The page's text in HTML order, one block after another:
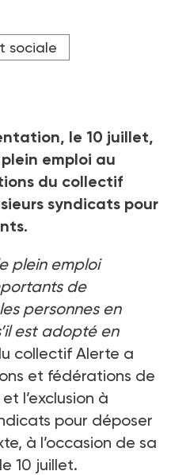
entend lutter contre la
/ AFP
sociale
le 10 juillet,
emploi au
du collectif
syndicats pour
plein emploi
de
personnes en
est adopté en
collectif Alerte a
et fédérations de
l’exclusion à
pour déposer
à l’occasion de sa
10 juillet.